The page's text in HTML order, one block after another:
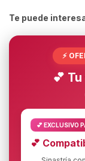
Te puede
⚡
💕
💕 EXCLUSIVO
💕